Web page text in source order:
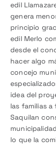
edil
genera
principio
edil Merlo
desde el
hacer algo
concejo
idea del
las familias
Saquilan
lo que la